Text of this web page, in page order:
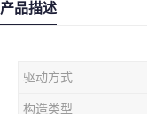
产品描述
驱动方式
构造类型